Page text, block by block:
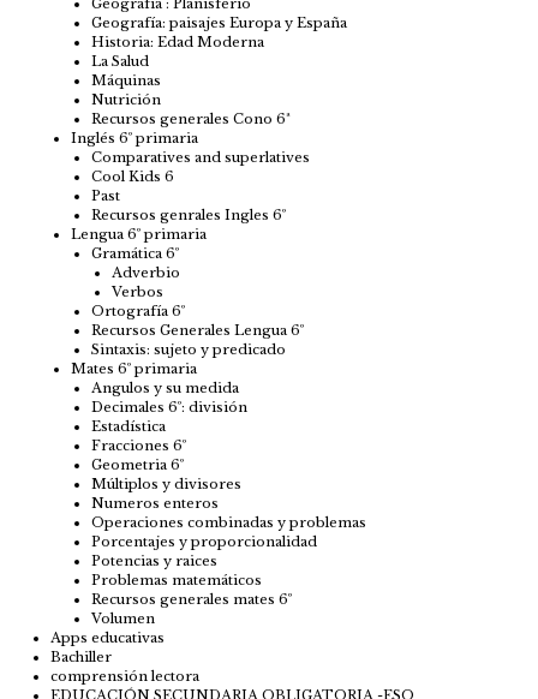
Geografía : Planisferio
Geografía: paisajes Europa y España
Historia: Edad Moderna
La Salud
Máquinas
Nutrición
Recursos generales Cono 6ª
Inglés 6º primaria
Comparatives and superlatives
Cool Kids 6
Past
Recursos genrales Ingles 6º
Lengua 6º primaria
Gramática 6º
Adverbio
Verbos
Ortografía 6º
Recursos Generales Lengua 6º
Sintaxis: sujeto y predicado
Mates 6º primaria
Angulos y su medida
Decimales 6º: división
Estadística
Fracciones 6º
Geometria 6º
Múltiplos y divisores
Numeros enteros
Operaciones combinadas y problemas
Porcentajes y proporcionalidad
Potencias y raices
Problemas matemáticos
Recursos generales mates 6º
Volumen
Apps educativas
Bachiller
comprensión lectora